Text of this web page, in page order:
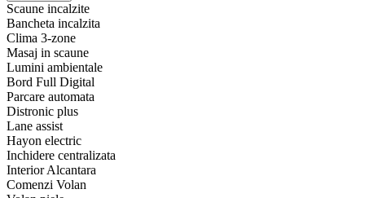
Scaune incalzite
Bancheta incalzita
Clima 3-zone
Masaj in scaune
Lumini ambientale
Bord Full Digital
Parcare automata
Distronic plus
Lane assist
Hayon electric
Inchidere centralizata
Interior Alcantara
Comenzi Volan